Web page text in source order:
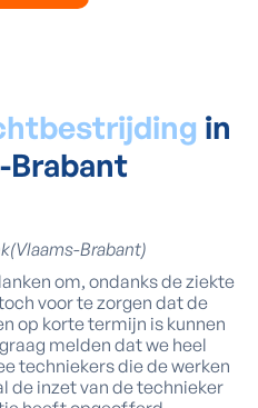
in
Brabant
Brabant)
om, ondanks de ziekte
voor te zorgen dat de
op korte termijn is kunnen
melden dat we heel
techniekers die de werken
de inzet van de technieker